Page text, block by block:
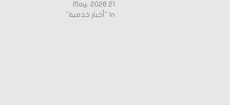
21 May، 2026
In "أخبار خدمية"